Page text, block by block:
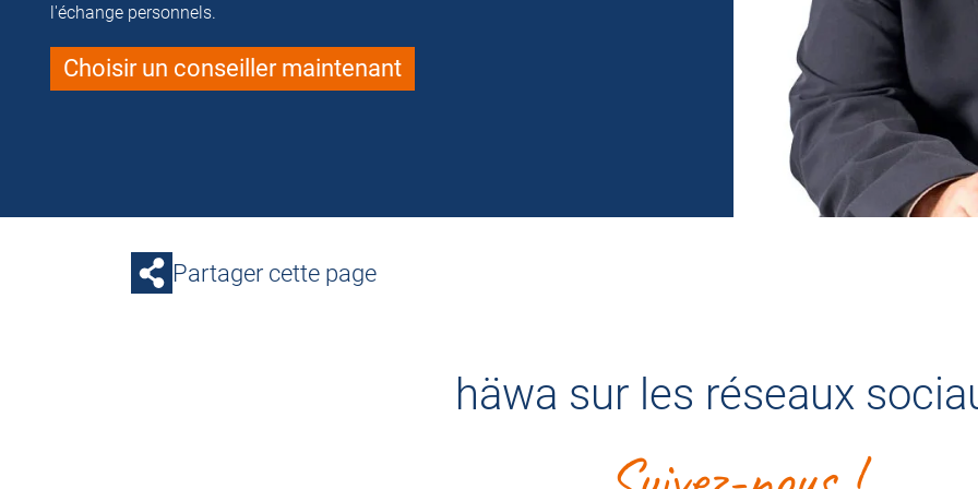
l'échange personnels.
Choisir un conseiller maintenant
Partager cette page
häwa sur les réseaux